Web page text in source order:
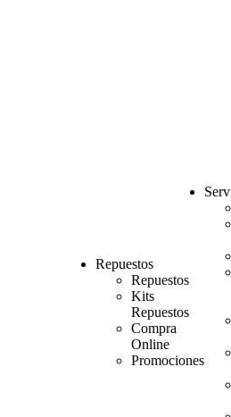
Repuestos
Repuestos
Kits
Repuestos
Compra
Online
Promociones